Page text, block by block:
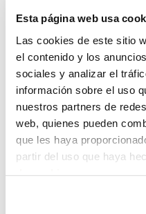
Esta página web usa
Las cookies de este sitio
el contenido y los
sociales y analizar el
información sobre el uso
nuestros partners de
web, quienes pueden
que les haya
partir del uso que haya
¿Has olvidado tu contraseña?